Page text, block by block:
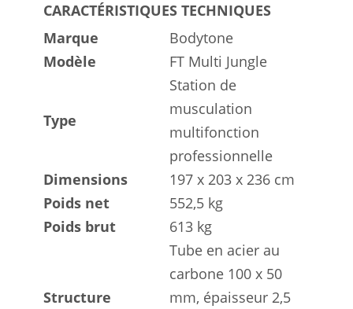
CARACTÉRISTIQUES TECHNIQUES
Marque
Bodytone
Modèle
FT Multi Jungle
Type
Station de
musculation
multifonction
professionnelle
Dimensions
197 x 203 x 236 cm
Poids net
552,5 kg
Poids brut
613 kg
Structure
Tube en acier au
carbone 100 x 50
mm, épaisseur 2,5